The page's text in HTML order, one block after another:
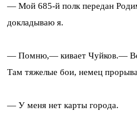
— Мой 685-й полк передан
докладываю я.
— Помню,— кивает Чуйков.—
Там тяжелые бои, немец
— У меня нет карты города.